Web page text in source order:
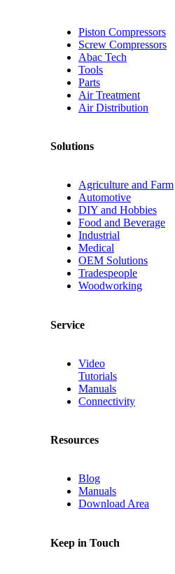
Piston Compressors
Screw Compressors
Abac Tech
Tools
Parts
Air Treatment
Air Distribution
Solutions
Agriculture and Farm
Automotive
DIY and Hobbies
Food and Beverage
Industrial
Medical
OEM Solutions
Tradespeople
Woodworking
Service
Video
Tutorials
Manuals
Connectivity
Resources
Blog
Manuals
Download Area
Keep in Touch